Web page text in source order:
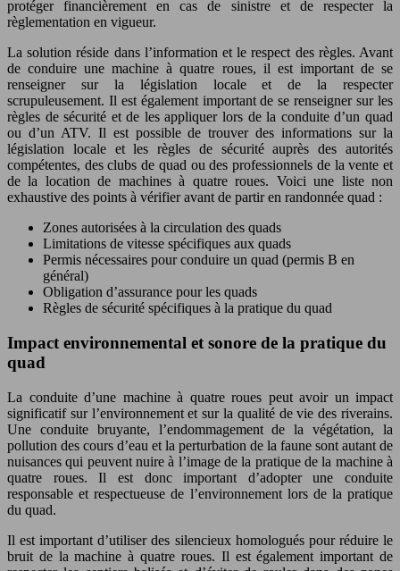
protéger financièrement en cas de sinistre et de respecter la
règlementation en vigueur.
La solution réside dans l’information et le respect des règles. Avant
de conduire une machine à quatre roues, il est important de se
renseigner sur la législation locale et de la respecter
scrupuleusement. Il est également important de se renseigner sur les
règles de sécurité et de les appliquer lors de la conduite d’un quad
ou d’un ATV. Il est possible de trouver des informations sur la
législation locale et les règles de sécurité auprès des autorités
compétentes, des clubs de quad ou des professionnels de la vente et
de la location de machines à quatre roues. Voici une liste non
exhaustive des points à vérifier avant de partir en randonnée quad :
Zones autorisées à la circulation des quads
Limitations de vitesse spécifiques aux quads
Permis nécessaires pour conduire un quad (permis B en
général)
Obligation d’assurance pour les quads
Règles de sécurité spécifiques à la pratique du quad
Impact environnemental et sonore de la pratique du
quad
La conduite d’une machine à quatre roues peut avoir un impact
significatif sur l’environnement et sur la qualité de vie des riverains.
Une conduite bruyante, l’endommagement de la végétation, la
pollution des cours d’eau et la perturbation de la faune sont autant de
nuisances qui peuvent nuire à l’image de la pratique de la machine à
quatre roues. Il est donc important d’adopter une conduite
responsable et respectueuse de l’environnement lors de la pratique
du quad.
Il est important d’utiliser des silencieux homologués pour réduire le
bruit de la machine à quatre roues. Il est également important de